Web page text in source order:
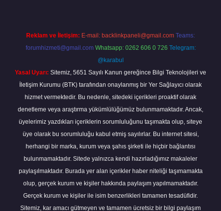
Reklam ve İletişim: E-mail: backlinkpaneli@gmail.com Teams:
forumhizmeti@gmail.com Whatsapp: 0262 606 0 726 Telegram:
@karabul
Yasal Uyarı: Sitemiz, 5651 Sayılı Kanun gereğince Bilgi Teknolojileri ve
İletişim Kurumu (BTK) tarafından onaylanmış bir Yer Sağlayıcı olarak
hizmet vermektedir. Bu nedenle, sitedeki içerikleri proaktif olarak
denetleme veya araştırma yükümlülüğümüz bulunmamaktadır. Ancak,
üyelerimiz yazdıkları içeriklerin sorumluluğunu taşımakta olup, siteye
üye olarak bu sorumluluğu kabul etmiş sayılırlar. Bu internet sitesi,
herhangi bir marka, kurum veya şahıs şirketi ile hiçbir bağlantısı
bulunmamaktadır. Sitede yalnızca kendi hazırladığımız makaleler
paylaşılmaktadır. Burada yer alan içerikler haber niteliği taşımamakta
olup, gerçek kurum ve kişiler hakkında paylaşım yapılmamaktadır.
Gerçek kurum ve kişiler ile isim benzerlikleri tamamen tesadüfidir.
Sitemiz, kar amacı gütmeyen ve tamamen ücretsiz bir bilgi paylaşım